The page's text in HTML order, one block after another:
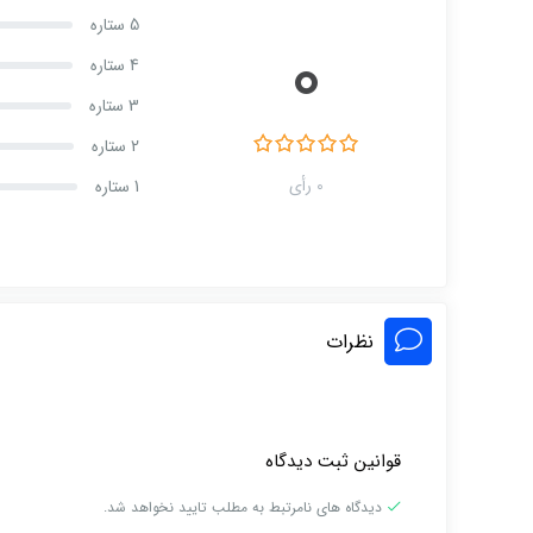
0
0 رأی
5 ستاره
4 ستاره
3 ستاره
2 ستاره
1 ستاره
نظرات
قوانین ثبت دیدگاه
دیدگاه های نامرتبط به مطلب تایید نخواهد شد.